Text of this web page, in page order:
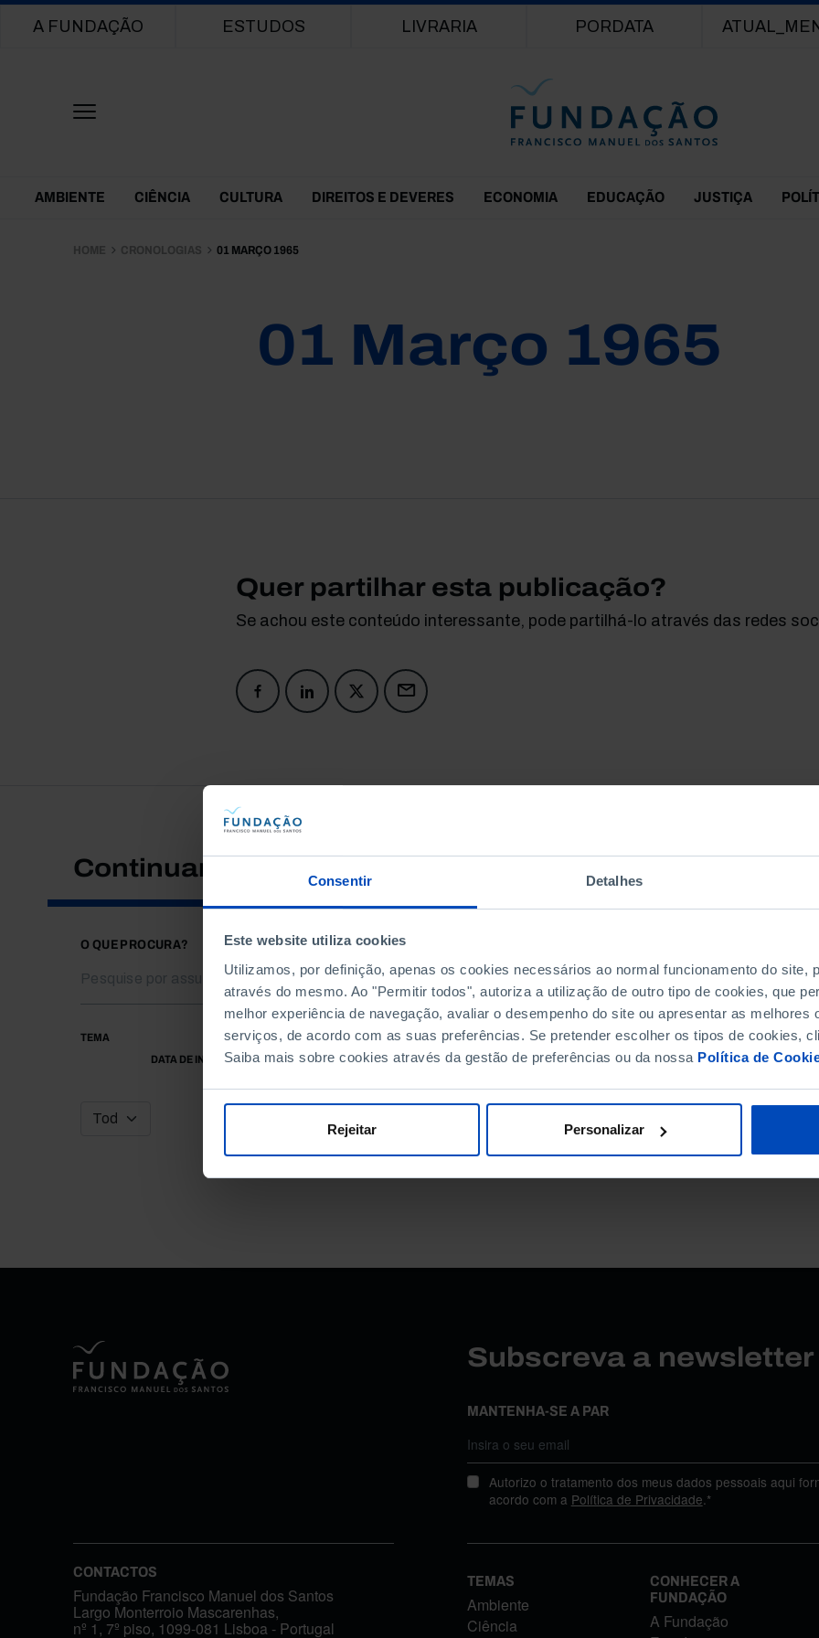
Consentir Detalhes
Este website utiliza cookies
Utilizamos, por definição, apenas os cookies necessários ao normal funcionamento do site,
através do mesmo. Ao "Permitir todos", autoriza a utilização de outro tipo de cookies, que
melhor experiência de navegação, avaliar o desempenho do site ou apresentar as melhores
serviços, de acordo com as suas preferências. Se pretender escolher os tipos de cookies,
Saiba mais sobre cookies através da gestão de preferências ou da nossa Política de
Rejeitar Personalizar
Main navigation
A FUNDAÇÃO ESTUDOS LIVRARIA PORDATA
Themes Menu
AMBIENTE CIÊNCIA CULTURA DIREITOS E DEVERES ECONOMIA EDUCAÇÃO JUSTIÇA
HOME CRONOLOGIAS 01 MARÇO 1965
01 Março 1965
Quer partilhar esta publicação?
Se achou este conteúdo interessante, pode partilhá-lo através das redes
Continuar a pesquisar
O QUE PROCURA?
TEMA
DATA DE INÍCIO
DATA DE FIM
Subscreva a
MANTENHA-SE A PAR
Autorizo o tratamento dos meus dados pessoais aqui
acordo com a Política de Privacidade.*
CONTACTOS
Fundação Francisco Manuel dos Santos
Largo Monterroio Mascarenhas,
nº 1, 7º piso, 1099-081 Lisboa - Portugal
TEMAS
Ambiente
Ciência
CONHECER A
FUNDAÇÃO
A Fundação